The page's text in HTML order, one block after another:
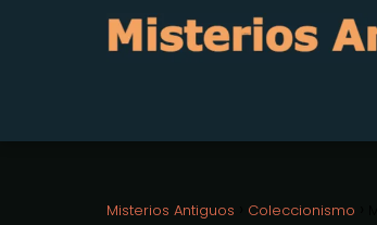
Misterios Antiguos Coleccionismo